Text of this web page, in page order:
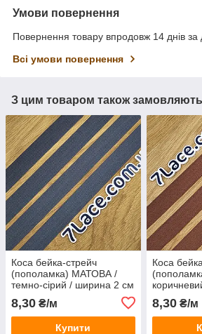
Умови повернення
Повернення товару впродовж 14 днів за
Всі умови повернення
З цим товаром також замовляють
Коса бейка-стрейч
(пополамка) МАТОВА /
темно-сірий / ширина 2 см
/ замовлення від 1 метра
8,30 ₴/м
Купити
Коса
/
8,30₴/м